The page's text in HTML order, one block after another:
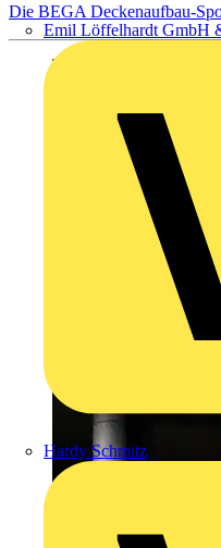
Emil Löffelhardt GmbH
Hardy Schmitz
Die BEGA Deckenaufbau-